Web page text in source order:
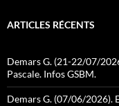
ARTICLES RÉCENTS
Demars G. (21-22/07/
Pascale. Infos GSBM.
Demars G. (07/06/2026).